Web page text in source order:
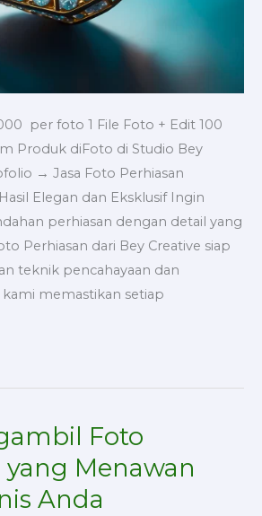
per foto 1 File Foto + Edit 100
Produk diFoto di Studio Bey
→ Jasa Foto Perhiasan
Elegan dan Eksklusif Ingin
perhiasan dengan detail yang
Perhiasan dari Bey Creative siap
teknik pencahayaan dan
memastikan setiap
Foto
yang Menawan
Anda